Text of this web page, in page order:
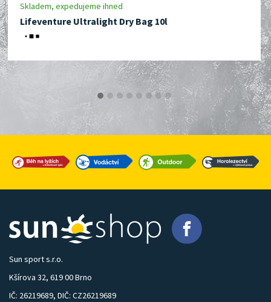
Skladem, expedujeme ihned
Lifeventure Ultralight Dry Bag 10l
Sun sport s.r.o.
Kšírova 32, 619 00 Brno
IČ: 26219689, DIČ: CZ26219689